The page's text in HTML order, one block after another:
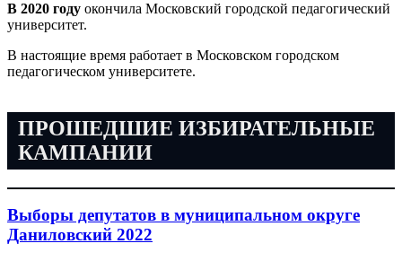
В 2020 году окончила Московский городской педагогический
университет.
В настоящие время работает в Московском городском
педагогическом университете.
ПРОШЕДШИЕ ИЗБИРАТЕЛЬНЫЕ
КАМПАНИИ
Выборы депутатов в муниципальном округе
Даниловский 2022